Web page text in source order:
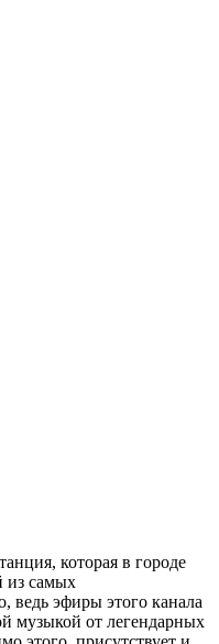
которая в городе
из самых
ведь эфиры этого канала
музыкой от легендарных